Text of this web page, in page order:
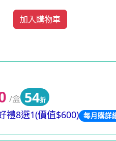
加入購物車
/盒 54折
禮8選1(價值$600) 每月購詳